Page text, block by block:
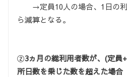
→定員10人の場合、1日の利
ら減算となる。
②3ヵ月の総利用者数が、(定員
所日数を乗じた数を超えた場合